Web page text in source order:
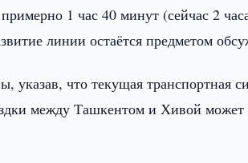
1 час 40 минут (сейчас 2
линии остаётся предметом
что текущая транспортная
между Ташкентом и Хивой может